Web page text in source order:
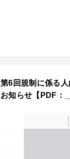
第6回規制に係る
お知らせ【PDF：